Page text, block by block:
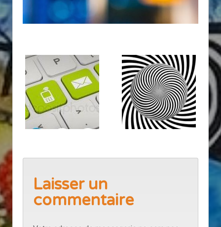
Laisser un
commentaire